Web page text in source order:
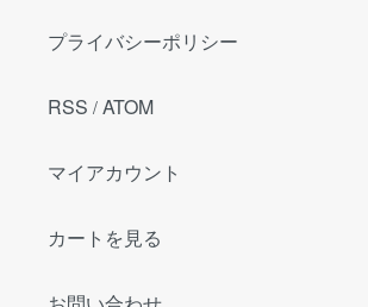
プライバシーポリシー
RSS / ATOM
マイアカウント
カートを見る